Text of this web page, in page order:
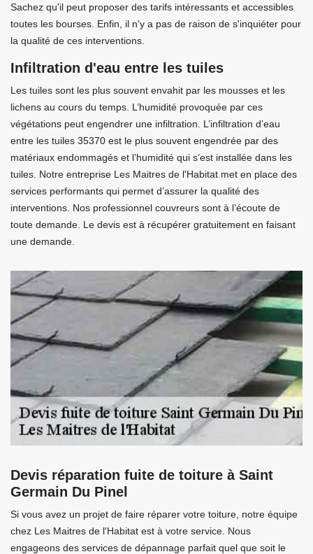
Sachez qu'il peut proposer des tarifs intéressants et accessibles
toutes les bourses. Enfin, il n'y a pas de raison de s'inquiéter pour
la qualité de ces interventions.
Infiltration d'eau entre les tuiles
Les tuiles sont les plus souvent envahit par les mousses et les
lichens au cours du temps. L’humidité provoquée par ces
végétations peut engendrer une infiltration. L’infiltration d’eau
entre les tuiles 35370 est le plus souvent engendrée par des
matériaux endommagés et l’humidité qui s’est installée dans les
tuiles. Notre entreprise Les Maitres de l'Habitat met en place des
services performants qui permet d’assurer la qualité des
interventions. Nos professionnel couvreurs sont à l’écoute de
toute demande. Le devis est à récupérer gratuitement en faisant
une demande.
Devis réparation fuite de toiture à Saint
Germain Du Pinel
Si vous avez un projet de faire réparer votre toiture, notre équipe
chez Les Maitres de l'Habitat est à votre service. Nous
engageons des services de dépannage parfait quel que soit le